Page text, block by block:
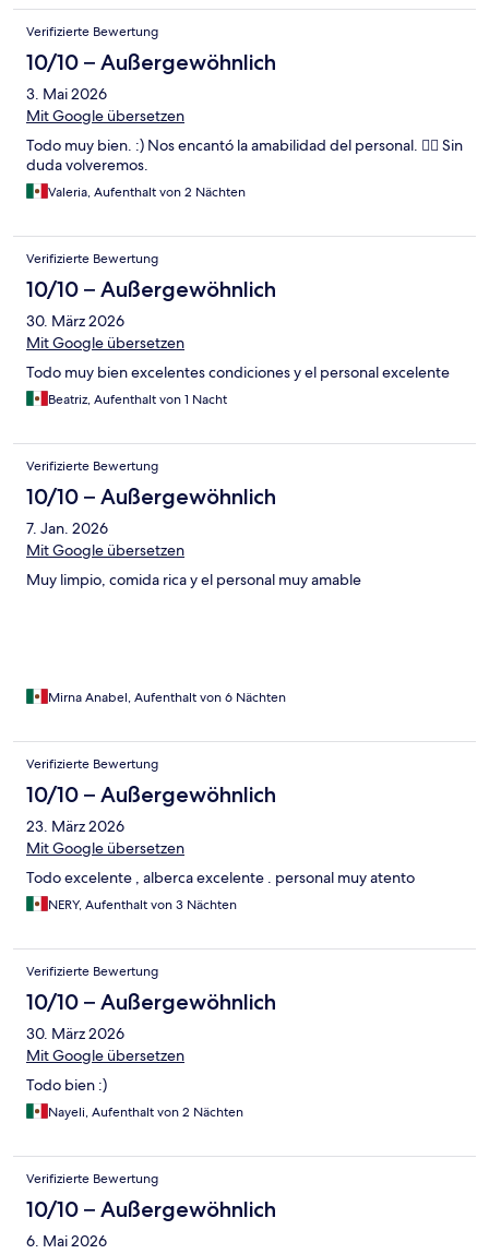
Verifizierte Bewertung
10/10 – Außergewöhnlich
3. Mai 2026
Mit Google übersetzen
Todo muy bien. :) Nos encantó la amabilidad del personal. 🙂‍↕️ Sin
duda volveremos.
Valeria, Aufenthalt von 2 Nächten
Verifizierte Bewertung
10/10 – Außergewöhnlich
30. März 2026
Mit Google übersetzen
Todo muy bien excelentes condiciones y el personal excelente
Beatriz, Aufenthalt von 1 Nacht
Verifizierte Bewertung
10/10 – Außergewöhnlich
7. Jan. 2026
Mit Google übersetzen
Muy limpio, comida rica y el personal muy amable
Mirna Anabel, Aufenthalt von 6 Nächten
Verifizierte Bewertung
10/10 – Außergewöhnlich
23. März 2026
Mit Google übersetzen
Todo excelente , alberca excelente . personal muy atento
NERY, Aufenthalt von 3 Nächten
Verifizierte Bewertung
10/10 – Außergewöhnlich
30. März 2026
Mit Google übersetzen
Todo bien :)
Nayeli, Aufenthalt von 2 Nächten
Verifizierte Bewertung
10/10 – Außergewöhnlich
6. Mai 2026